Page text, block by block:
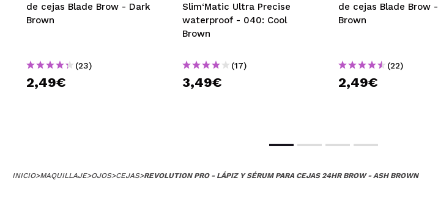
de cejas Blade Brow - Dark
Brown
(23)
2,49€
Slim‘Matic Ultra Precise
waterproof - 040: Cool
Brown
(17)
3,49€
de cejas Blade Brow -
Brown
(22)
2,49€
INICIO>MAQUILLAJE>OJOS>CEJAS>REVOLUTION PRO - LÁPIZ Y SÉRUM PARA CEJAS 24HR BROW - ASH BROWN